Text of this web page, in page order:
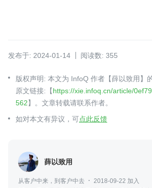
发布于: 2024-01-14 阅读数: 355
版权声明: 本文为 InfoQ 作者【薛以致用】
原文链接:【https://xie.infoq.cn/article/
562】。文章转载请联系作者。
如对本文有异议，可点此反馈
薛以致用
从客户中来，到客户中去
2018-09-22 加入